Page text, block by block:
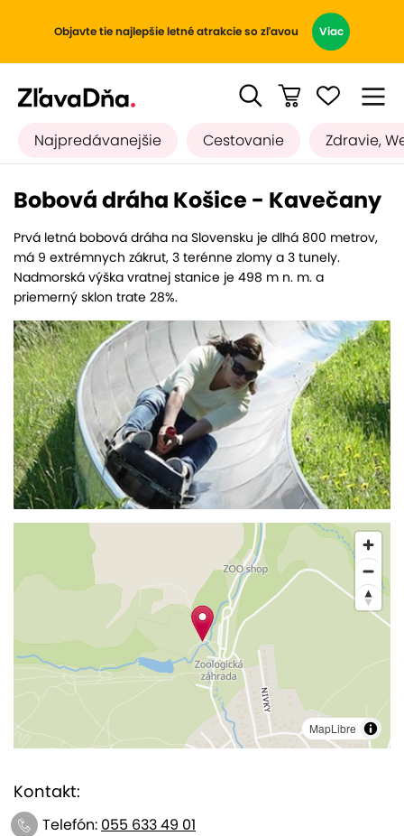
Objavte tie najlepšie letné atrakcie so zľavou Viac
Najpredávanejšie Cestovanie Zdravie,
Bobová dráha Košice - Kavečany
Prvá letná bobová dráha na Slovensku je dlhá 800 metrov,
má 9 extrémnych zákrut, 3 terénne zlomy a 3 tunely.
Nadmorská výška vratnej stanice je 498 m n. m. a
priemerný sklon trate 28%.
MapLibre
Kontakt:
Telefón: 055 633 49 01